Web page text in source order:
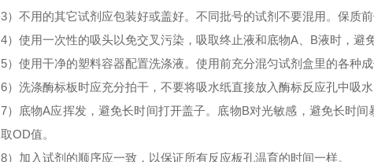
3）不用的其它试剂应包装好或盖好。不同批号的试剂不要混用。保质前
4）使用一次性的吸头以免交叉污染，吸取终止液和底物A、B液时，避
5）使用干净的塑料容器配置洗涤液。使用前充分混匀试剂盒里的各种成
6）洗涤酶标板时应充分拍干，不要将吸水纸直接放入酶标反应孔中吸水
7）底物A应挥发，避免长时间打开盖子。底物B对光敏感，避免长时
取OD值。
8）加入试剂的顺序应一致，以保证所有反应板孔温育的时间一样。